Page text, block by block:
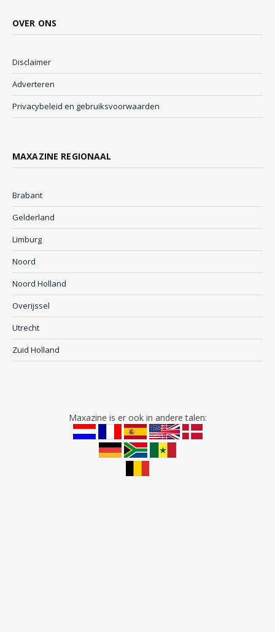
OVER ONS
Disclaimer
Adverteren
Privacybeleid en gebruiksvoorwaarden
MAXAZINE REGIONAAL
Brabant
Gelderland
Limburg
Noord
Noord Holland
Overijssel
Utrecht
Zuid Holland
Maxazine is er ook in andere talen: